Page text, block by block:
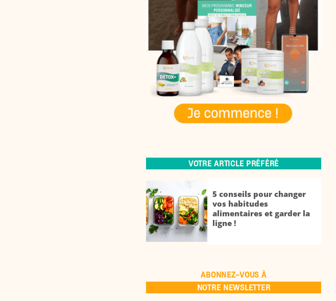
VOTRE ARTICLE PRÉFÉRÉ
5 conseils pour changer
vos habitudes
alimentaires et garder la
ligne !
ABONNEZ-VOUS À
NOTRE NEWSLETTER